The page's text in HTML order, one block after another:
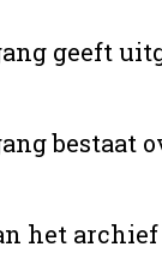
geeft
bestaat
het archief